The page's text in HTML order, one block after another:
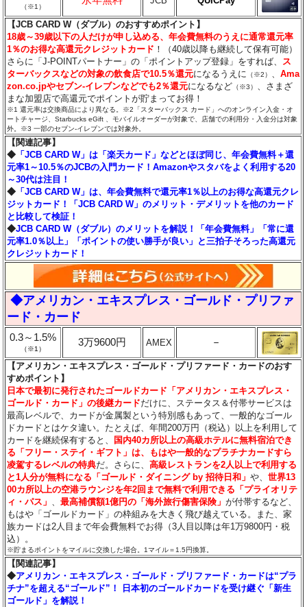
（※1）
【JCB CARD W（ダブル）のおすすめポイント】
18歳～39歳以下の人だけが申し込める、年会費無料のうえに通常還元率
1％のお得な高還元クレジットカード ！（40歳以降も継続して保有可能）
さらに「J-POINTパートナー」の「ポイントアップ登録」をすれば、 ス
ターバックスなどの対象の飲食店で10.5％還元になるうえに （※2） 、Ama
zon.co.jpやセブン‐イレブンなどでも2％還元になるなど （※3） 、さまざ
まな加盟店で高還元でポイントが貯まってお得！
※1 還元率は交換商品により異なる。※2「スターバックス カード」へのオンライン入金・オ
ートチャージ、Starbucks eGift 、モバイルオーダーが対象で、店舗での利用分・入金分は対象
外。※3 一部のセブン‐イレブンでは対象外。
【関連記事】
◆ 「JCB CARD W」は「楽天カード」などとほぼ同じ、年会費無料＋還
元率1～10.5％のJCBの入門カード！Amazonやスタバをよく利用する20
～30代は注目！
◆ 「JCB CARD W」は、年会費無料で還元率1％以上のお得な高還元クレ
ジットカード！「JCB CARD W」のメリット・デメリットを他のカード
と比較して検証！
◆JCB CARD W（ダブル）のメリットを解説！「年会費無料」「常に還
元率1.0％以上」「ポイントの使い勝手が良い」と三拍子そろった高還元
クレジットカード！
◆アメリカン・エキスプレス・ゴールド・プリファ
ード・カード
0.3～1.5%
（※1）
3万9600円 AMEX －
【アメリカン・エキスプレス・ゴールド・プリファード・カードのおす
すめポイント】
日本で最初に発行されたゴールドカード「アメリカン・エキスプレス・
ゴールド・カード」の後継カードだけに、ステータス＆付帯サービスは
最高レベルで、カードが金属製という特別感もあって、一般的なゴール
ドカードとはケタ違い。たとえば、年間200万円（税込）以上を利用して
カードを継続保有すると、
国内40カ所以上の高級ホテルに無料宿泊でき
る「フリー・ステイ・ギフト」は、もはや一般的なプラチナカードすら
凌駕するレベルの特典だ。さらに、高級レストランを2人以上で利用する
と1人分が無料になる「ゴールド・ダイニング by 招待日和」や、世界13
00カ所以上の空港ラウンジを年2回まで無料で利用できる「プライオリテ
ィ・パス」 、最高補償額1億円の「海外旅行傷害保険」が付帯するなど、
もはや「ゴールドカード」の枠組みを大きく飛び越えている。また、家
族カードは2人目まで年会費無料でお得（3人目以降は年1万9800円・税
込）。
※貯まるポイントをマイルに交換した場合。1マイル＝1.5円換算。
【関連記事】
◆アメリカン・エキスプレス・ゴールド・プリファード・カードは“プラ
チナ”を超える“ゴールド”！ 日本初のゴールドカードを受け継ぐ「新生
ゴールド」を解説！